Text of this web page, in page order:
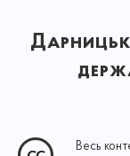
Весь